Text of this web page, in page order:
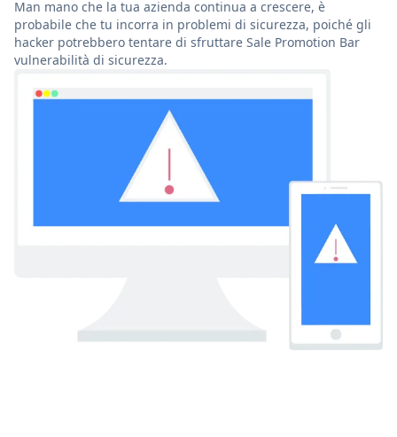
Man mano che la tua azienda continua a crescere, è
probabile che tu incorra in problemi di sicurezza, poiché gli
hacker potrebbero tentare di sfruttare Sale Promotion Bar
vulnerabilità di sicurezza.